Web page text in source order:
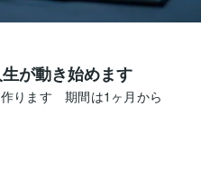
が動き始めます
ります 期間は1ヶ月から